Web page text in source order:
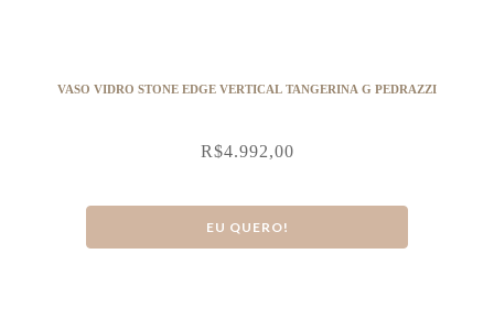
VASO VIDRO STONE EDGE VERTICAL TANGERINA G PEDRAZZI
R$4.992,00
EU QUERO!